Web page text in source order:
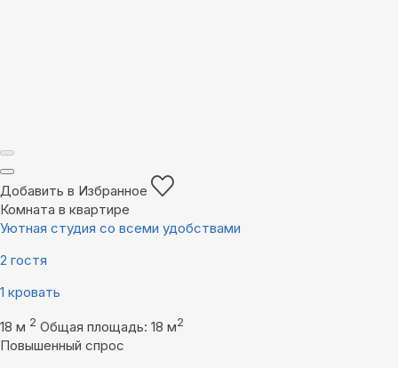
Добавить в Избранное
Комната в квартире
Уютная студия со всеми удобствами
2 гостя
1 кровать
18 м 2 Общая площадь: 18 м2
Повышенный спрос